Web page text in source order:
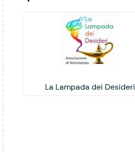
La Lampada dei Desideri